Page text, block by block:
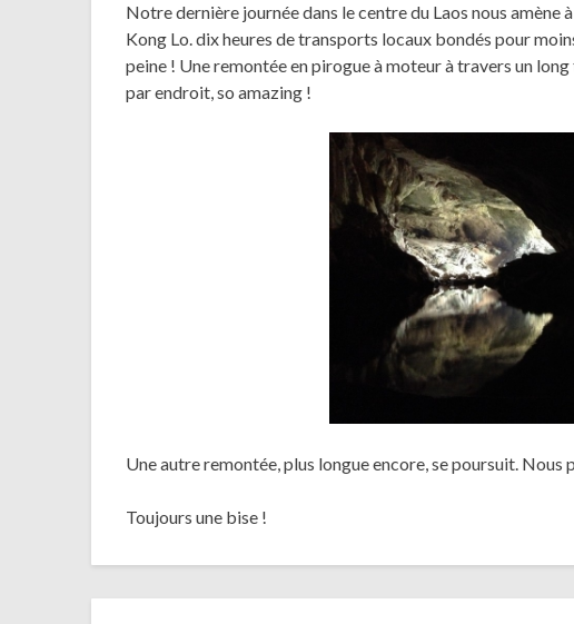
Notre dernière journée dans le centre du Laos nous
Kong Lo. dix heures de transports locaux bondés pour
peine ! Une remontée en pirogue à moteur à travers un
par endroit, so amazing !
Une autre remontée, plus longue encore, se poursuit.
Toujours une bise !